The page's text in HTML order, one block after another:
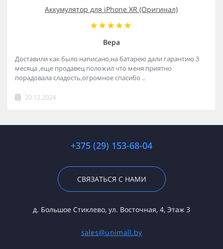
Аккумулятор для iPhone XR (Оригинал)
Вера
Доставили как было написано,на батарею дали гарантию 3
месяца ,еще продавец положил что меня приятно
порадовала сладость,огромное спасибо ..
20.12.2024
+375 (29) 153-68-04
СВЯЗАТЬСЯ С НАМИ
д. Большое Стиклево, ул. Восточная, 4, Этаж 3
sales@unimall.by